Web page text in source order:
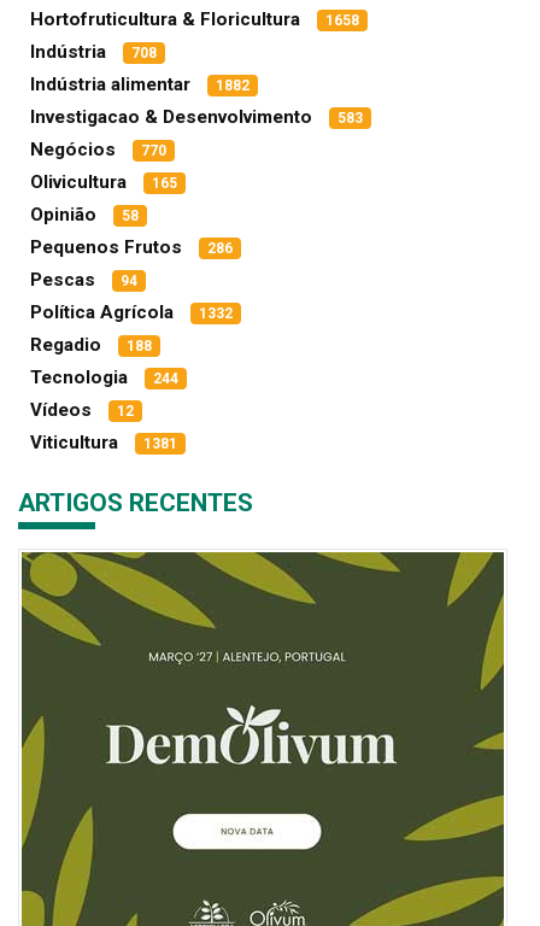
Hortofruticultura & Floricultura 1658
Indústria 708
Indústria alimentar 1882
Investigacao & Desenvolvimento 583
Negócios 770
Olivicultura 165
Opinião 58
Pequenos Frutos 286
Pescas 94
Política Agrícola 1332
Regadio 188
Tecnologia 244
Vídeos 12
Viticultura 1381
ARTIGOS RECENTES